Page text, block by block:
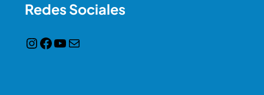
Redes Sociales